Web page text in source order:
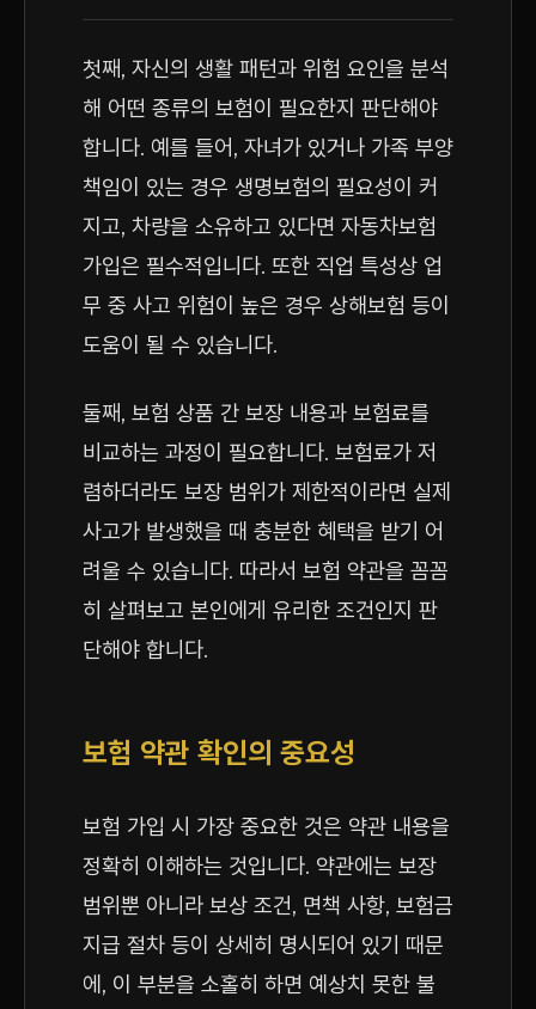
첫째, 자신의 생활 패턴과 위험 요인을 분석
해 어떤 종류의 보험이 필요한지 판단해야
합니다. 예를 들어, 자녀가 있거나 가족 부양
책임이 있는 경우 생명보험의 필요성이 커
지고, 차량을 소유하고 있다면 자동차보험
가입은 필수적입니다. 또한 직업 특성상 업
무 중 사고 위험이 높은 경우 상해보험 등이
도움이 될 수 있습니다.
둘째, 보험 상품 간 보장 내용과 보험료를
비교하는 과정이 필요합니다. 보험료가 저
렴하더라도 보장 범위가 제한적이라면 실제
사고가 발생했을 때 충분한 혜택을 받기 어
려울 수 있습니다. 따라서 보험 약관을 꼼꼼
히 살펴보고 본인에게 유리한 조건인지 판
단해야 합니다.
보험 약관 확인의 중요성
보험 가입 시 가장 중요한 것은 약관 내용을
정확히 이해하는 것입니다. 약관에는 보장
범위뿐 아니라 보상 조건, 면책 사항, 보험금
지급 절차 등이 상세히 명시되어 있기 때문
에, 이 부분을 소홀히 하면 예상치 못한 불